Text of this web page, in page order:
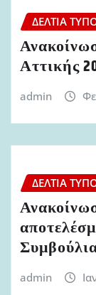
ΔΕΛΤΊΑ
Αττικής
admin
ΔΕΛΤΊΑ
admin